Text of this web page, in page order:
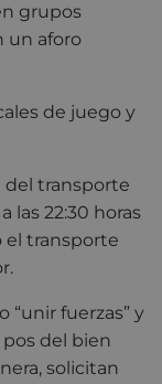
grupos
un aforo
de juego y
del transporte
las 22:30 horas
el transporte
“unir fuerzas” y
del bien
solicitan